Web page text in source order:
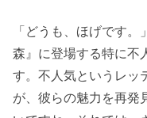
「どうも、ほげです
森』に登場する特に不
す。不人気というレッ
が、彼らの魅力を再発